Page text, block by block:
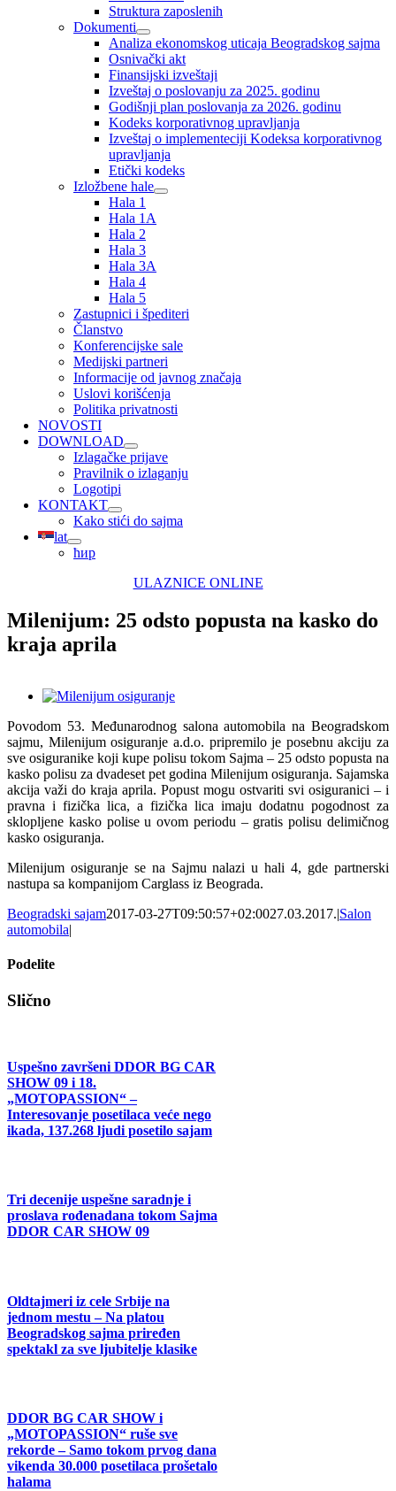
Struktura zaposlenih
Dokumenti
Analiza ekonomskog uticaja Beogradskog sajma
Osnivački akt
Finansijski izveštaji
Izveštaj o poslovanju za 2025. godinu
Godišnji plan poslovanja za 2026. godinu
Kodeks korporativnog upravljanja
Izveštaj o implementeciji Kodeksa korporativnog
upravljanja
Etički kodeks
Izložbene hale
Hala 1
Hala 1A
Hala 2
Hala 3
Hala 3A
Hala 4
Hala 5
Zastupnici i špediteri
Članstvo
Konferencijske sale
Medijski partneri
Informacije od javnog značaja
Uslovi korišćenja
Politika privatnosti
NOVOSTI
DOWNLOAD
Izlagačke prijave
Pravilnik o izlaganju
Logotipi
KONTAKT
Kako stići do sajma
lat
ћир
ULAZNICE ONLINE
Milenijum: 25 odsto popusta na kasko do
kraja aprila
View
Image
Povodom 53. Međunarodnog salona automobila na Beogradskom
sajmu, Milenijum osiguranje a.d.o. pripremilo je posebnu akciju za
sve osiguranike koji kupe polisu tokom Sajma – 25 odsto popusta na
kasko polisu za dvadeset pet godina Milenijum osiguranja. Sajamska
akcija važi do kraja aprila. Popust mogu ostvariti svi osiguranici – i
pravna i fizička lica, a fizička lica imaju dodatnu pogodnost za
sklopljene kasko polise u ovom periodu – gratis polisu delimičnog
kasko osiguranja.
Milenijum osiguranje se na Sajmu nalazi u hali 4, gde partnerski
nastupa sa kompanijom Carglass iz Beograda.
Beogradski sajam2017-03-27T09:50:57+02:0027.03.2017.|Salon
automobila|
Podelite
Facebook
X
Tumblr
Pinterest
Email
Slično
Uspešno završeni DDOR BG CAR
SHOW 09 i 18.
„MOTOPASSION“ –
Interesovanje posetilaca veće nego
ikada, 137.268 ljudi posetilo sajam
Tri decenije uspešne saradnje i
proslava rođenadana tokom Sajma
DDOR CAR SHOW 09
Oldtajmeri iz cele Srbije na
jednom mestu – Na platou
Beogradskog sajma priređen
spektakl za sve ljubitelje klasike
DDOR BG CAR SHOW i
„MOTOPASSION“ ruše sve
rekorde – Samo tokom prvog dana
vikenda 30.000 posetilaca prošetalo
halama